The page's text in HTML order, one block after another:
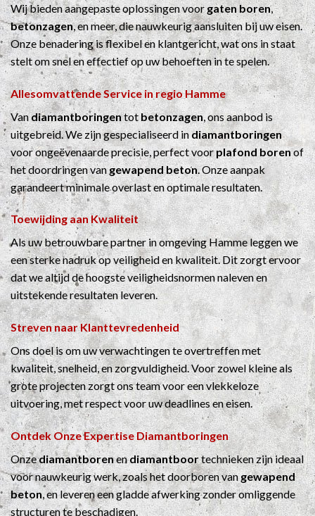
Wij bieden aangepaste oplossingen voorgaten boren,
betonzagen, en meer, die nauwkeurig aansluiten bij uw eisen.
Onze benadering is flexibel en klantgericht, wat ons in staat
stelt om snel en effectief op uw behoeften in te spelen.
Allesomvattende Service in regio Hamme
Vandiamantboringentotbetonzagen, ons aanbod is
uitgebreid. We zijn gespecialiseerd indiamantboringen
voor ongeëvenaarde precisie, perfect voorplafond borenof
het doordringen vangewapend beton. Onze aanpak
garandeert minimale overlast en optimale resultaten.
Toewijding aan Kwaliteit
Als uw betrouwbare partner in omgeving Hamme leggen we
een sterke nadruk op veiligheid en kwaliteit. Dit zorgt ervoor
dat we altijd de hoogste veiligheidsnormen naleven en
uitstekende resultaten leveren.
Streven naar Klanttevredenheid
Ons doel is om uw verwachtingen te overtreffen met
kwaliteit, snelheid, en zorgvuldigheid. Voor zowel kleine als
grote projecten zorgt ons team voor een vlekkeloze
uitvoering, met respect voor uw deadlines en eisen.
Ontdek Onze ExpertiseDiamantboringen
Onzediamantborenendiamantboortechnieken zijn ideaal
voor nauwkeurig werk, zoals het doorboren vangewapend
beton, en leveren een gladde afwerking zonder omliggende
structuren te beschadigen.